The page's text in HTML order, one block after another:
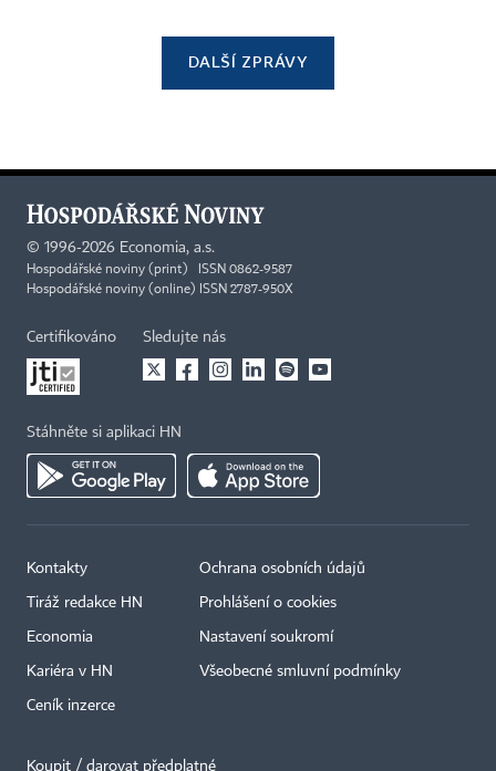
DALŠÍ ZPRÁVY
© 1996-2026 Economia, a.s.
Hospodářské noviny (print) ISSN 0862-9587
Hospodářské noviny (online) ISSN 2787-950X
Certifikováno Sledujte nás
Stáhněte si aplikaci HN
Kontakty
Tiráž redakce HN
Economia
Kariéra v HN
Ceník inzerce
Ochrana osobních údajů
Prohlášení o cookies
Nastavení soukromí
Všeobecné smluvní podmínky
Koupit / darovat předplatné